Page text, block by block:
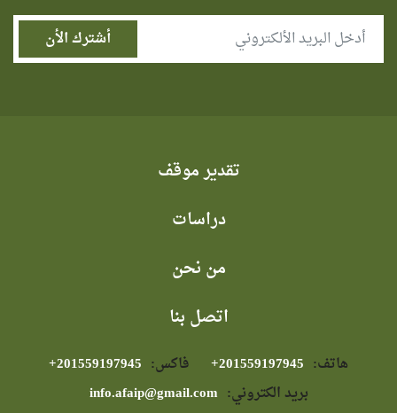
تقدير موقف
دراسات
من نحن
اتصل بنا
هاتف: فاكس:
بريد الكتروني: info.afaip@gmail.com